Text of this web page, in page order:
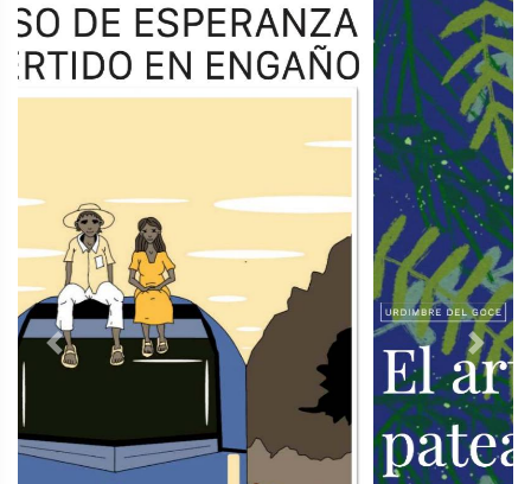
Previous Next